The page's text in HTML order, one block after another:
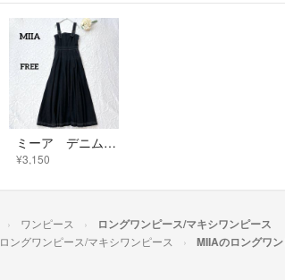
ミーア デニムフレアワンピース ブラック ロング コットン スタイルアップ
¥3,150
ワンピース ロングワンピース/マキシワンピース
ロングワンピース/マキシワンピース MIIAのロングワ